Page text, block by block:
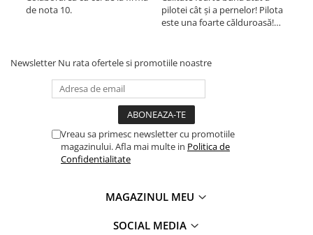
de nota 10.
pilotei cât și a pernelor! Pilota
este una foarte călduroasă!
Newsletter Nu rata ofertele si promotiile noastre
Vreau sa primesc newsletter cu promotiile
magazinului. Afla mai multe in Politica de
Confidentialitate
MAGAZINUL MEU
SOCIAL MEDIA